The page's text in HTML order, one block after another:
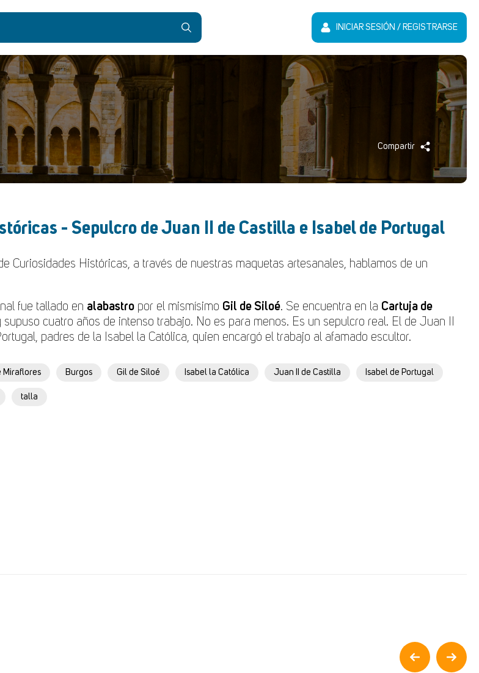
INICIAR SESIÓN / REGISTRARSE
Compartir
- Sepulcro de Juan II de Castilla e Isabel de Portugal
Curiosidades Históricas, a través de nuestras maquetas artesanales, hablamos de un
fue tallado en alabastro por el mismísimo Gil de Siloé. Se encuentra en la Cartuja de
supuso cuatro años de intenso trabajo. No es para menos. Es un sepulcro real. El de Juan II
padres de la Isabel la Católica, quien encargó el trabajo al afamado escultor.
Miraflores Burgos Gil de Siloé Isabel la Católica Juan II de Castilla Isabel de Portugal
talla